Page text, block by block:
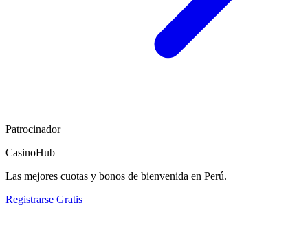
Patrocinador
CasinoHub
Las mejores cuotas y bonos de bienvenida en Perú.
Registrarse Gratis